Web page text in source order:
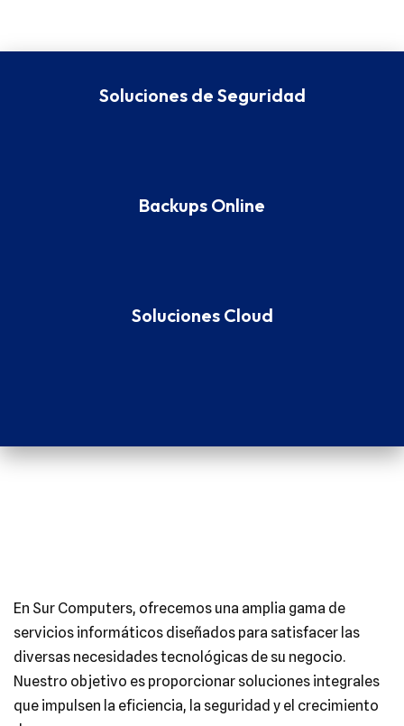
Soluciones de Seguridad
Backups Online
Soluciones Cloud
En Sur Computers, ofrecemos una amplia gama de
servicios informáticos diseñados para satisfacer las
diversas necesidades tecnológicas de su negocio.
Nuestro objetivo es proporcionar soluciones integrales
que impulsen la eficiencia, la seguridad y el crecimiento